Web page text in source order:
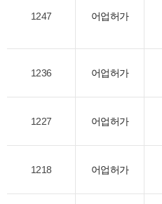
1247 어업허가
1236 어업허가
1227 어업허가
1218 어업허가